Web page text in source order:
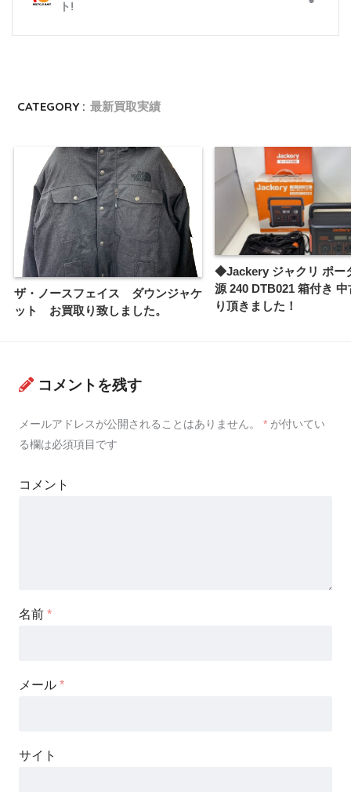
CATEGORY : 最新買取実績
ザ・ノースフェイス ダウンジャケ
ット お買取り致しました。
◆Jackery ジャクリ ポー
源 240 DTB021 箱付き
り頂きました！
コメントを残す
メールアドレスが公開されることはありません。 * が付いてい
る欄は必須項目です
コメント
名前 *
メール *
サイト